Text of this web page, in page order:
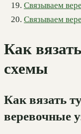
Связываем
Связываем
Как
схемы
Как вязать
веревочные